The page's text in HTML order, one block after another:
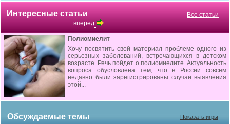
Интересные статьи
вперед
Все статьи
Полиомиелит
Хочу посвятить свой материал проблеме одного из
серьезных заболеваний, встречающихся в детском
возрасте. Речь пойдет о полиомиелите. Актуальность
вопроса обусловлена тем, что в России совсем
недавно были зарегистрированы случаи выявления
этой...
Обсуждаемые темы Показать игры